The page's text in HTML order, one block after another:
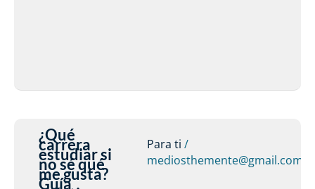
¿Qué
carrera
estudiar si
no sé qué
me gusta?
Guía
Para ti /
mediosthemente@gmail.com